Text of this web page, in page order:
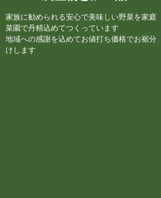
家族に勧められる安心で美味しい野菜を家庭
菜園で丹精込めてつくっています
地域への感謝を込めてお値打ち価格でお裾分
けします